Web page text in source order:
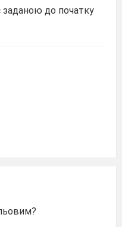
заданою до початку